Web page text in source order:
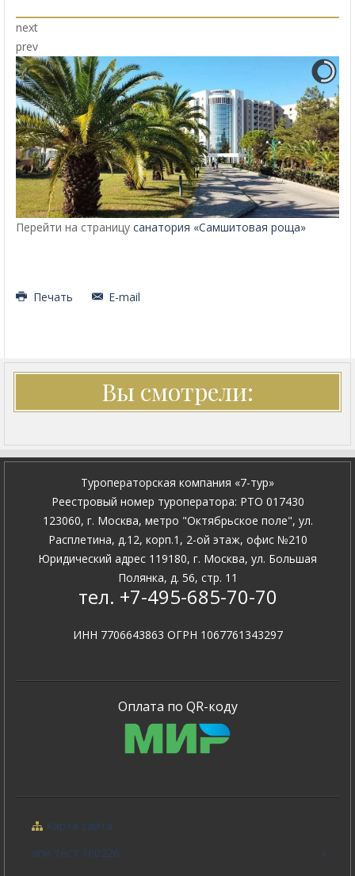
next
prev
Перейти на страницу санатория «Самшитовая роща»
Печать E-mail
Вы смотрели:
Туроператорская компания «7-тур»
Pеестровый номер туроператора: PTO 017430
123060, г. Москва, метро "Октябрьское поле", ул.
Расплетина, д.12, корп.1, 2-ой этаж, офис №210
Юридический адрес 119180, г. Москва, ул. Большая
Полянка, д. 56, стр. 11
тел. +7-495-685-70-70
ИНН 7706643863 ОГРН 1067761343297
Оплата по QR-коду
Карта сайта
апи тест 160226